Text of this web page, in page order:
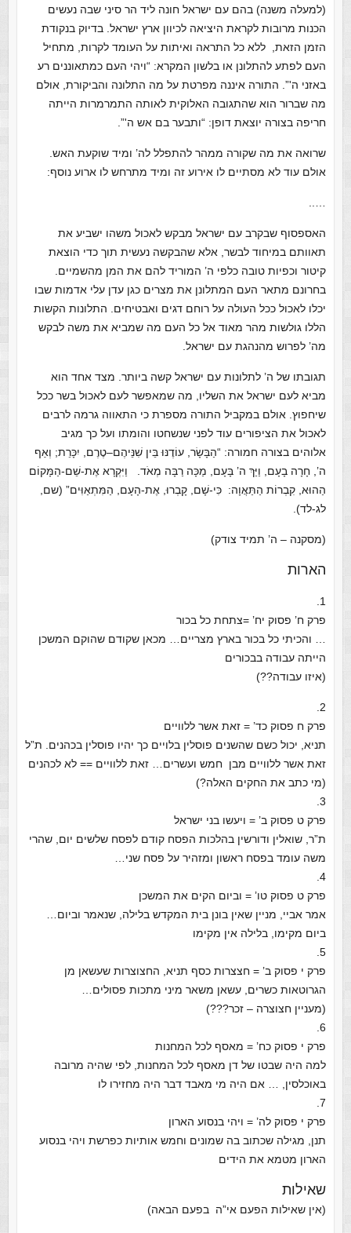
(למעלה משנה) בהם עם ישראל חונה ליד הר סיני שבה נעשים
הכנות מרובות לקראת היציאה לכיוון ארץ ישראל. בדיוק בנקודת
הזמן הזאת, ללא כל התראה ואיתות על העומד לקרות, מתחיל
העם לפתע להתלונן או בלשון המקרא: “ויהי העם כמתאוננים רע
באזני ה'”. התורה איננה מפרטת על מה התלונה והביקורת, אולם
מה שברור הוא שהתגובה האלוקית לאותה התמרמרות הייתה
חריפה בצורה יוצאת דופן: “ותבער בם אש ה'”.
שרואה את מה שקורה ממהר להתפלל לה’ ומיד שוקעת האש.
אולם עוד לא מסתיים לו אירוע זה ומיד מתרחש לו ארוע נוסף:
האספסוף שבקרב עם ישראל מבקש לאכול משהו ישביע את
תאוותם במיחוד לבשר, אלא שהבקשה נעשית תוך כדי הוצאת
קיטור וכפיות טובה כלפי ה’ המוריד להם את המן מהשמיים.
בחרונם מתאר העם המתלונן את מצרים כגן עדן עלי אדמות שבו
יכלו לאכול ככל העולה על רוחם דגים ואבטיחים. התלונות הקשות
הללו גולשות מהר מאוד אל כל העם מה שמביא את משה לבקש
מה’ לפרוש מהנהגת עם ישראל.
תגובתו של ה’ לתלונות עם ישראל קשה ביותר. מצד אחד הוא
מביא לעם ישראל את השליו, מה שמאפשר לעם לאכול בשר ככל
שיחפוץ. אולם במקביל התורה מספרת כי התאווה גרמה לרבים
לאכול את הציפורים עוד לפני שנשחטו והומתו ועל כך מגיב
אלוהים בצורה חמורה: “הַבָּשָׂר, עוֹדֶנּוּ בֵּין שִׁנֵּיהֶם–טֶרֶם, יִכָּרֵת; וְאַף
ה’, חָרָה בָעָם, וַיַּךְ ה’ בָּעָם, מַכָּה רַבָּה מְאֹד.
וַיִּקְרָא אֶת-שֵׁם-הַמָּקוֹם
הַהוּא, קִבְרוֹת הַתַּאֲוָה: כִּי-שָׁם, קָבְרוּ, אֶת-הָעָם, הַמִּתְאַוִּים” (שם,
לג-לד).
(מסקנה – ה’ תמיד צודק)
הארות
1.
פרק ח’ פסוק יח’ =צתחת כל בכור
… והכיתי כל בכור בארץ מצריים… מכאן שקודם שהוקם המשכן
הייתה עבודה בבכורים
(איזו עבודה??)
2.
פרק ח פסוק כד’ = זאת אשר ללוויים
תניא, יכול כשם שהשנים פוסלין בלויים כך יהיו פוסלין בכהנים. ת”ל
זאת אשר ללוויים מבן חמש ועשרים… זאת ללוויים == לא לכהנים
(מי כתב את החקים האלה?)
3.
פרק ט פסוק ב’ = ויעשו בני ישראל
ת”ר, שואלין ודורשין בהלכות הפסח קודם לפסח שלשים יום, שהרי
משה עומד בפסח ראשון ומזהיר על פסח שני…
4.
פרק ט פסוק טו’ = וביום הקים את המשכן
אמר אביי, מניין שאין בונן בית המקדש בלילה, שנאמר וביום…
ביום מקימו, בלילה אין מקימו
5.
פרק י פסוק ב’ = חצצרות כסף תניא, החצוצרות שעשאן מן
הגרוטאות כשרים, עשאן משאר מיני מתכות פסולים…
(מעניין חצוצרה – זכר???)
6.
פרק י פסוק כח’ = מאסף לכל המחנות
למה היה שבטו של דן מאסף לכל המחנות, לפי שהיה מרובה
באוכלסין, … אם היה מי מאבד דבר היה מחזירו לו
7.
פרק י פסוק לה’ = ויהי בנסוע הארון
תנן, מגילה שכתוב בה שמונים וחמש אותיות כפרשת ויהי בנסוע
הארון מטמא את הידים
שאילות
(אין שאילות הפעם אי”ה בפעם הבאה)